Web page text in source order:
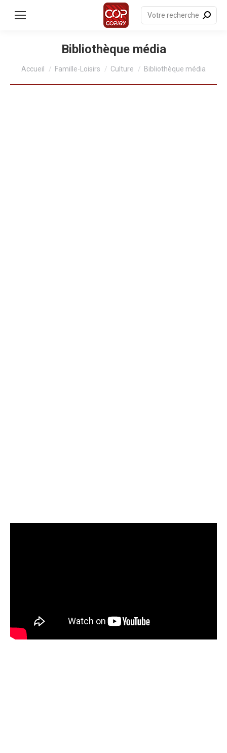
principal
Recherche
:
Bibliothèque média
Accueil Famille-Loisirs Culture Bibliothèque média